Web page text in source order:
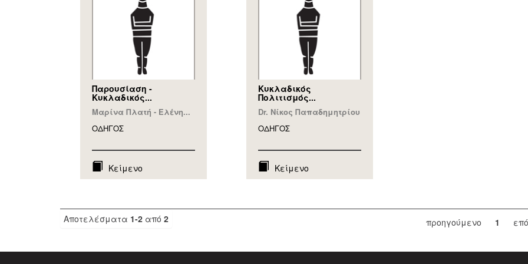
Παρουσίαση -
Κυκλαδικός...
Μαρίνα Πλατή - Ελένη...
ΟΔΗΓΟΣ
Κείμενο
Κυκλαδικός
Πολιτισμός...
Dr. Νίκος Παπαδημητρίου
ΟΔΗΓΟΣ
Κείμενο
Αποτελέσματα 1-2 από 2 προηγούμενο 1